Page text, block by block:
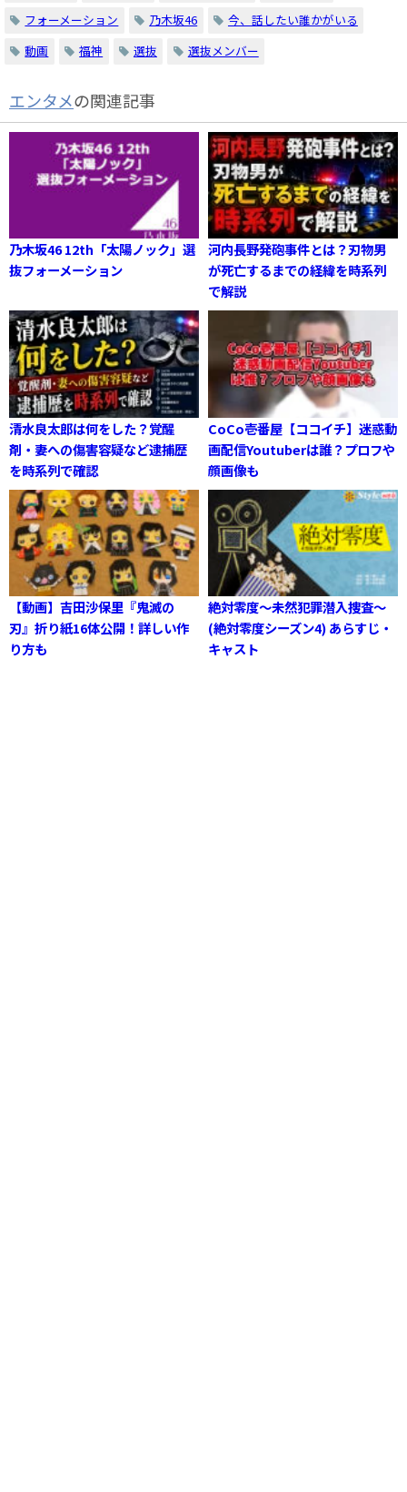
フォーメーション
乃木坂46
今、話したい誰かがいる
動画
福神 選抜 選抜メンバー
エンタメの関連記事
乃木坂46 12th「太陽ノック」選
抜フォーメーション
河内長野発砲事件とは？刃物男
が死亡するまでの経緯を時系列
で解説
清水良太郎は何をした？覚醒
剤・妻への傷害容疑など逮捕歴
を時系列で確認
CoCo壱番屋【ココイチ】迷惑動
画配信Youtuberは誰？プロフや
顔画像も
【動画】吉田沙保里『鬼滅の
刃』折り紙16体公開！詳しい作
り方も
絶対零度～未然犯罪潜入捜査～
(絶対零度シーズン4) あらすじ・
キャスト